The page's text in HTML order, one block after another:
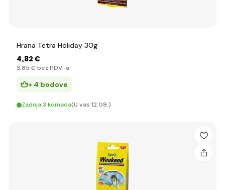
Hrana Tetra Holiday 30g
4,82 €
3,85 € bez PDV-a
+ 4 bodove
Zadnja 3 komada(U vas 12.08.)